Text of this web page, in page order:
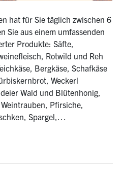
hat für Sie täglich zwischen 6
Sie aus einem umfassenden
Produkte: Säfte,
Rotwild und Reh
Bergkäse, Schafkäse
Weckerl
Wald und Blütenhonig,
Pfirsiche,
Spargel,…